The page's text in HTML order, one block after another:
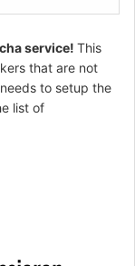
service! This
that are not
to setup the
list of